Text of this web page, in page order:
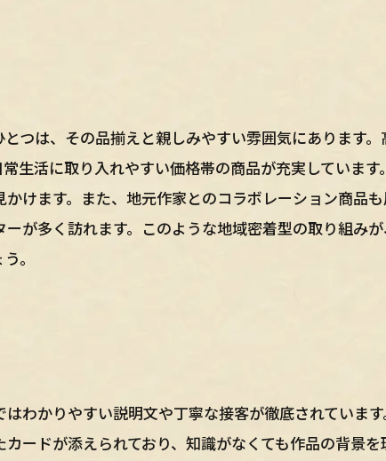
つは、その品揃えと親しみやすい雰囲気にあります
生活に取り入れやすい価格帯の商品が充実していま
けます。また、地元作家とのコラボレーション商品も
が多く訪れます。このような地域密着型の取り組み
。
わかりやすい説明文や丁寧な接客が徹底されていま
ードが添えられており、知識がなくても作品の背景